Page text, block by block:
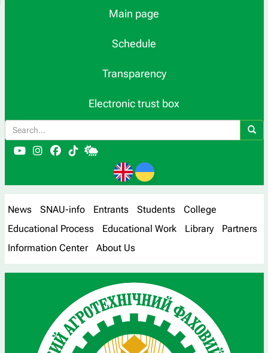
Main page
Schedule
Transparency
Electronic trust box
News SNAU-info Entrants Students
College
Educational Process
Educational Work Library
Partners
Information Center
About Us